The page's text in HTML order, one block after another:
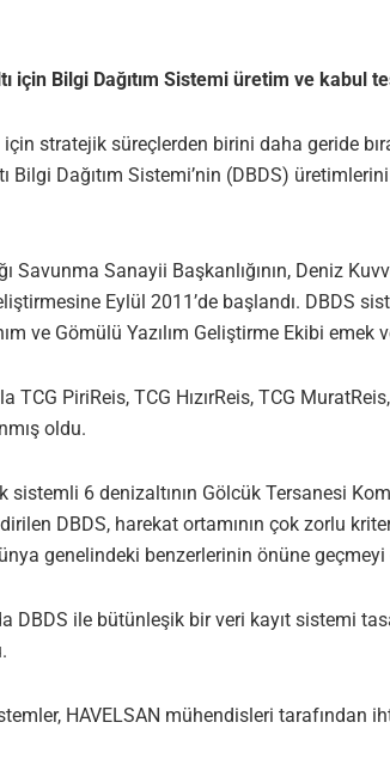
için Bilgi Dağıtım Sistemi üretim ve kabul
için stratejik süreçlerden birini daha geride
Bilgi Dağıtım Sistemi’nin (DBDS)
Sanayii Başkanlığının, Deniz
Eylül 2011’de başlandı. DBDS
ve Gömülü Yazılım Geliştirme Ekibi emek
PiriReis, TCG HızırReis, TCG
oldu.
sistemli 6 denizaltının Gölcük Tersanesi
DBDS, harekat ortamının çok zorlu
genelindeki benzerlerinin önüne geçmeyi
DBDS ile bütünleşik bir veri kayıt sistemi
HAVELSAN mühendisleri tarafından